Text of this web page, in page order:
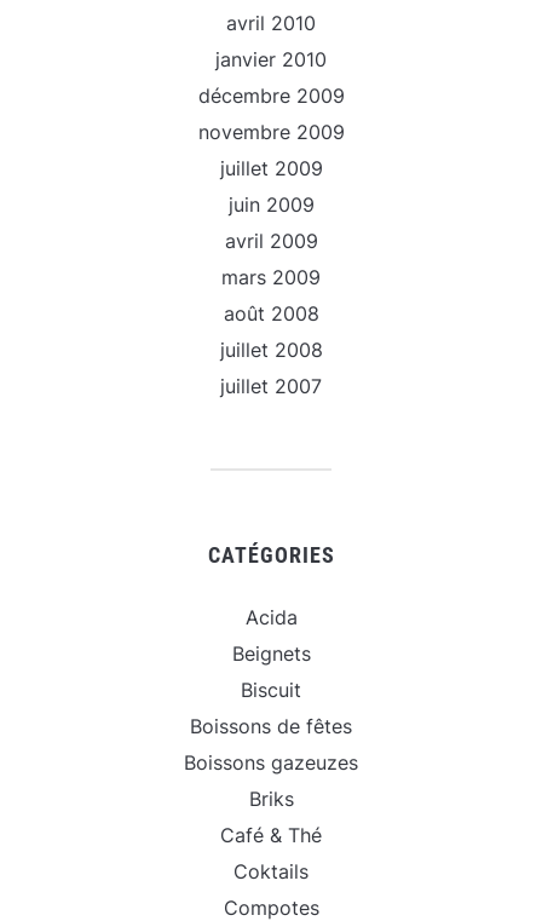
avril 2010
janvier 2010
décembre 2009
novembre 2009
juillet 2009
juin 2009
avril 2009
mars 2009
août 2008
juillet 2008
juillet 2007
CATÉGORIES
Acida
Beignets
Biscuit
Boissons de fêtes
Boissons gazeuzes
Briks
Café & Thé
Coktails
Compotes